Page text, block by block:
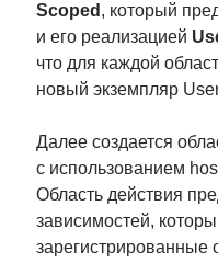
Scoped , который
и его реализацией
что для каждой
новый экземпляр
Далее создается
с использованием
Область действия
зависимостей,
зарегистрированные